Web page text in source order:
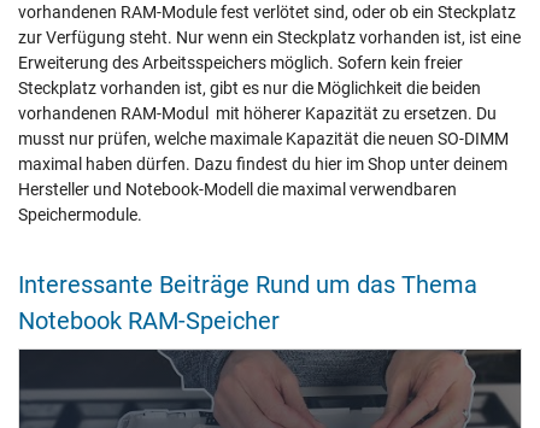
vorhandenen RAM-Module fest verlötet sind, oder ob ein Steckplatz
zur Verfügung steht. Nur wenn ein Steckplatz vorhanden ist, ist eine
Erweiterung des Arbeitsspeichers möglich. Sofern kein freier
Steckplatz vorhanden ist, gibt es nur die Möglichkeit die beiden
vorhandenen RAM-Modul mit höherer Kapazität zu ersetzen. Du
musst nur prüfen, welche maximale Kapazität die neuen SO-DIMM
maximal haben dürfen. Dazu findest du hier im Shop unter deinem
Hersteller und Notebook-Modell die maximal verwendbaren
Speichermodule.
Interessante Beiträge Rund um das Thema
Notebook RAM-Speicher